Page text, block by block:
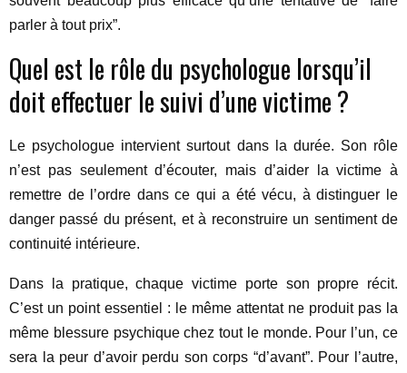
parler à tout prix”.
Quel est le rôle du psychologue lorsqu’il
doit effectuer le suivi d’une victime ?
Le psychologue intervient surtout dans la durée. Son rôle
n’est pas seulement d’écouter, mais d’aider la victime à
remettre de l’ordre dans ce qui a été vécu, à distinguer le
danger passé du présent, et à reconstruire un sentiment de
continuité intérieure.
Dans la pratique, chaque victime porte son propre récit.
C’est un point essentiel : le même attentat ne produit pas la
même blessure psychique chez tout le monde. Pour l’un, ce
sera la peur d’avoir perdu son corps “d’avant”. Pour l’autre,